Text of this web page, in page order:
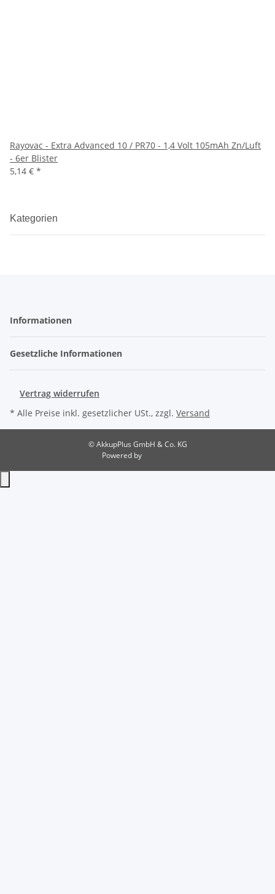
Rayovac - Extra Advanced 10 / PR70 - 1,4 Volt 105mAh Zn/Luft
- 6er Blister
5,14 € *
Kategorien
Informationen
Gesetzliche Informationen
Vertrag widerrufen
* Alle Preise inkl. gesetzlicher USt., zzgl. Versand
© AkkupPlus GmbH & Co. KG
Powered by